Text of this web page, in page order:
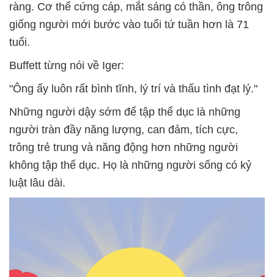
ràng. Cơ thể cứng cáp, mắt sáng có thần, ông trông
giống người mới bước vào tuổi tứ tuần hơn là 71
tuổi.
Buffett từng nói về Iger:
"Ông ấy luôn rất bình tĩnh, lý trí và thấu tình đạt lý."
Những người dậy sớm để tập thể dục là những
người tràn đầy năng lượng, can đảm, tích cực,
trông trẻ trung và năng động hơn những người
không tập thể dục. Họ là những người sống có kỷ
luật lâu dài.